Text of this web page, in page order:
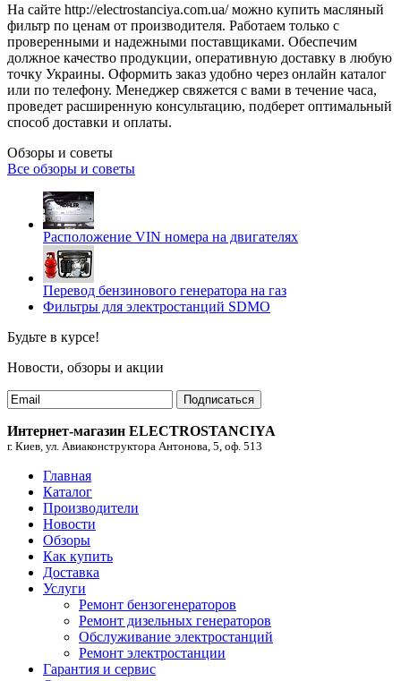
На сайте http://electrostanciya.com.ua/ можно купить масляный
фильтр по ценам от производителя. Работаем только с
проверенными и надежными поставщиками. Обеспечим
должное качество продукции, оперативную доставку в любую
точку Украины. Оформить заказ удобно через онлайн каталог
или по телефону. Менеджер свяжется с вами в течение часа,
проведет расширенную консультацию, подберет оптимальный
способ доставки и оплаты.
Обзоры и советы
Все обзоры и советы
Расположение VIN номера на двигателях
Перевод бензинового генератора на газ
Фильтры для электростанций SDMO
Будьте в курсе!
Новости, обзоры и акции
Подписаться
Интернет-магазин ELECTROSTANCIYA
г. Киев, ул. Авиаконструктора Антонова, 5, оф. 513
Главная
Каталог
Производители
Новости
Обзоры
Как купить
Доставка
Услуги
Ремонт бензогенераторов
Ремонт дизельных генераторов
Обслуживание электростанций
Ремонт электростанции
Гарантия и сервис